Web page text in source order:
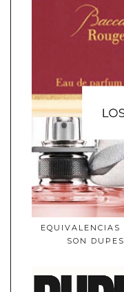
SON